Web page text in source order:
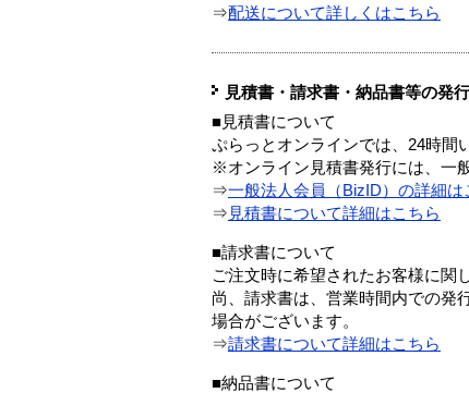
⇒配送について詳しくはこちら
見積書・請求書・納品書等の発
■見積書について
ぷらっとオンラインでは、24時間
※オンライン見積書発行には、一
⇒一般法人会員（BizID）の詳細は
⇒ 見積書について詳細はこちら
■請求書について
ご注文時に希望されたお客様に関
尚、請求書は、営業時間内での発
場合がございます。
⇒請求書について詳細はこちら
■納品書について